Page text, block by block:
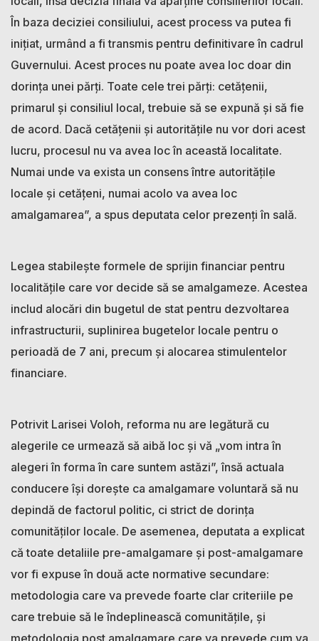
În baza deciziei consiliului, acest process va putea fi
inițiat, urmând a fi transmis pentru definitivare în cadrul
Guvernului. Acest proces nu poate avea loc doar din
dorința unei părți. Toate cele trei părți: cetățenii,
primarul și consiliul local, trebuie să se expună și să fie
de acord. Dacă cetățenii și autoritățile nu vor dori acest
lucru, procesul nu va avea loc în această localitate.
Numai unde va exista un consens între autoritățile
locale și cetățeni, numai acolo va avea loc
amalgamarea”, a spus deputata celor prezenți în sală.
Legea stabilește formele de sprijin financiar pentru
localitățile care vor decide să se amalgameze. Acestea
includ alocări din bugetul de stat pentru dezvoltarea
infrastructurii, suplinirea bugetelor locale pentru o
perioadă de 7 ani, precum și alocarea stimulentelor
financiare.
Potrivit Larisei Voloh, reforma nu are legătură cu
alegerile ce urmează să aibă loc și vă „vom intra în
alegeri în forma în care suntem astăzi”, însă actuala
conducere își dorește ca amalgamare voluntară să nu
depindă de factorul politic, ci strict de dorința
comunităților locale. De asemenea, deputata a explicat
că toate detaliile pre-amalgamare și post-amalgamare
vor fi expuse în două acte normative secundare:
metodologia care va prevede foarte clar criteriile pe
care trebuie să le îndeplinească comunitățile, și